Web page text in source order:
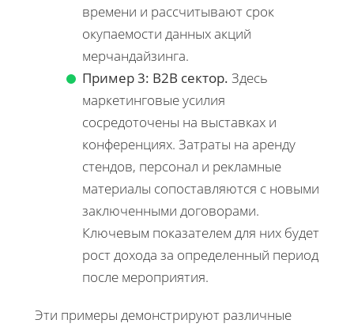
времени и рассчитывают срок
окупаемости данных акций
мерчандайзинга.
Пример 3: B2B сектор. Здесь
маркетинговые усилия
сосредоточены на выставках и
конференциях. Затраты на аренду
стендов, персонал и рекламные
материалы сопоставляются с новыми
заключенными договорами.
Ключевым показателем для них будет
рост дохода за определенный период
после мероприятия.
Эти примеры демонстрируют различные